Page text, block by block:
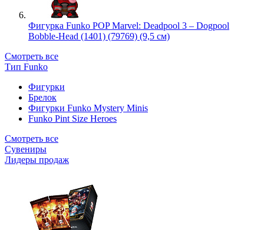
Фигурка Funko POP Marvel: Deadpool 3 – Dogpool
Bobble-Head (1401) (79769) (9,5 см)
Смотреть все
Тип Funko
Фигурки
Брелок
Фигурки Funko Mystery Minis
Funko Pint Size Heroes
Смотреть все
Сувениры
Лидеры продаж